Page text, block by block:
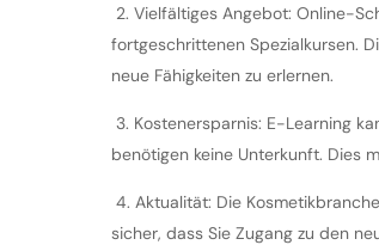
2. Vielfältiges Angebot: Online-
fortgeschrittenen Spezialkursen.
neue Fähigkeiten zu erlernen.
3. Kostenersparnis: E-Learning
benötigen keine Unterkunft. Dies
4. Aktualität: Die
sicher, dass Sie Zugang zu den